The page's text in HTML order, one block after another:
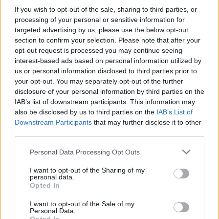
If you wish to opt-out of the sale, sharing to third parties, or
processing of your personal or sensitive information for
targeted advertising by us, please use the below opt-out
section to confirm your selection. Please note that after your
opt-out request is processed you may continue seeing
interest-based ads based on personal information utilized by
us or personal information disclosed to third parties prior to
your opt-out. You may separately opt-out of the further
disclosure of your personal information by third parties on the
IAB’s list of downstream participants. This information may
also be disclosed by us to third parties on the IAB’s List of
Downstream Participants that may further disclose it to other
Personal Data Processing Opt Outs
I want to opt-out of the Sharing of my
personal data.
Opted In
I want to opt-out of the Sale of my
Personal Data.
Publié parKCheu
Chanteurs :